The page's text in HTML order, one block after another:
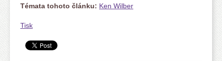
Témata tohoto článku: Ken Wilber
Tisk